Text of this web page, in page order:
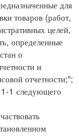
для
товаров (работ,
целей,
определенные
о
и
отчетности;";
1 следующего